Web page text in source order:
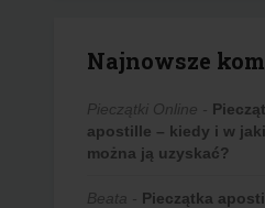
Najnowsze
Pieczątki Online -
apostille – kiedy i w
można ją uzyskać?
Beata - Pieczątka